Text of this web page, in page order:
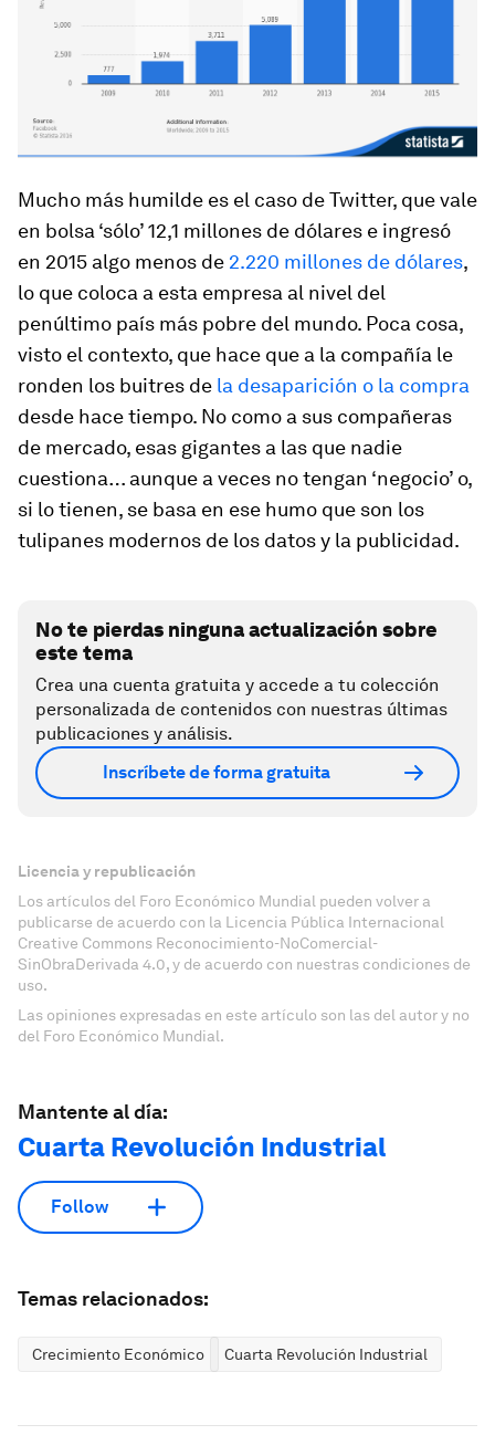
Mucho más humilde es el caso de Twitter, que vale
en bolsa ‘sólo’ 12,1 millones de dólares e ingresó
en 2015 algo menos de 2.220 millones de dólares,
lo que coloca a esta empresa al nivel del
penúltimo país más pobre del mundo. Poca cosa,
visto el contexto, que hace que a la compañía le
ronden los buitres de la desaparición o la compra
desde hace tiempo. No como a sus compañeras
de mercado, esas gigantes a las que nadie
cuestiona… aunque a veces no tengan ‘negocio’ o,
si lo tienen, se basa en ese humo que son los
tulipanes modernos de los datos y la publicidad.
No te pierdas ninguna actualización sobre
este tema
Crea una cuenta gratuita y accede a tu colección
personalizada de contenidos con nuestras últimas
publicaciones y análisis.
Inscríbete de forma gratuita
Licencia y republicación
Los artículos del Foro Económico Mundial pueden volver a
publicarse de acuerdo con la Licencia Pública Internacional
Creative Commons Reconocimiento-NoComercial-
SinObraDerivada 4.0, y de acuerdo con nuestras condiciones de
uso.
Las opiniones expresadas en este artículo son las del autor y no
del Foro Económico Mundial.
Mantente al día:
Cuarta Revolución Industrial
Follow
Temas relacionados:
Crecimiento Económico Cuarta Revolución Industrial